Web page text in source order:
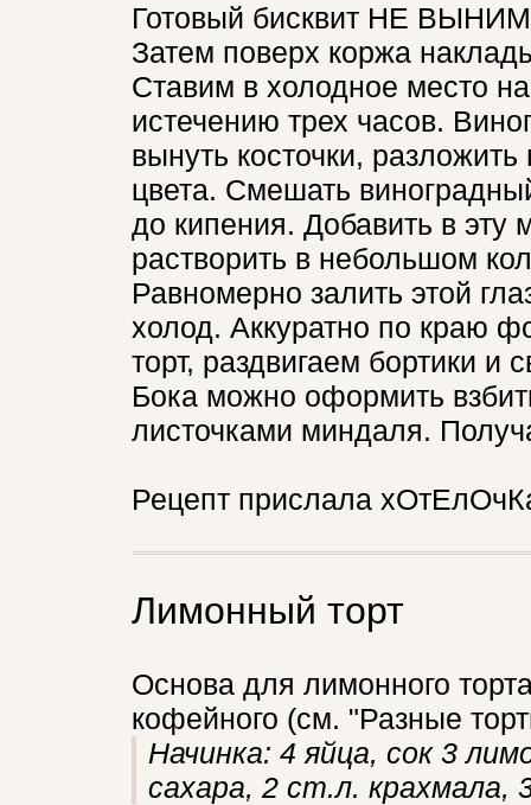
Готовый бисквит НЕ
Затем поверх коржа
Ставим в холодное место
истечению трех часов.
вынуть косточки,
цвета. Смешать
до кипения. Добавить в эту
растворить в небольшом
Равномерно залить этой
холод. Аккуратно по краю
торт, раздвигаем бортики
Бока можно оформить
листочками миндаля.
Рецепт прислала
Лимонный торт
Основа для лимонного
кофейного (см. "Разные
Начинка: 4 яйца, сок 3
сахара, 2 ст.л. крахмала,